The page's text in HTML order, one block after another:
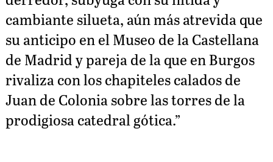
cambiante silueta, aún más atrevida que
su anticipo en el Museo de la Castellana
de Madrid y pareja de la que en Burgos
rivaliza con los chapiteles calados de
Juan de Colonia sobre las torres de la
prodigiosa catedral gótica.”